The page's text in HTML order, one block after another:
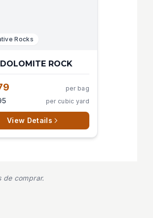
Rocks
ROCK
per bag
per cubic yard
View Details
de comprar.